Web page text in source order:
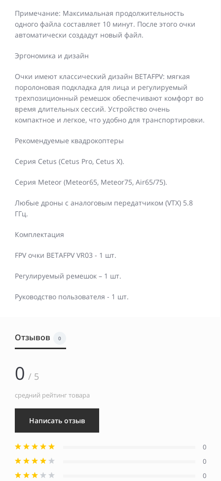
Примечание: Максимальная продолжительность
одного файла составляет 10 минут. После этого очки
автоматически создадут новый файл.
Эргономика и дизайн
Очки имеют классический дизайн BETAFPV: мягкая
поролоновая подкладка для лица и регулируемый
трехпозиционный ремешок обеспечивают комфорт во
время длительных сессий. Устройство очень
компактное и легкое, что удобно для транспортировки.
Рекомендуемые квадрокоптеры
Серия Cetus (Cetus Pro, Cetus X).
Серия Meteor (Meteor65, Meteor75, Air65/75).
Любые дроны с аналоговым передатчиком (VTX) 5.8
ГГц.
Комплектация
FPV очки BETAFPV VR03 - 1 шт.
Регулируемый ремешок – 1 шт.
Руководство пользователя - 1 шт.
Отзывов 0
0 / 5
средний рейтинг товара
Написать отзыв
0
0
0